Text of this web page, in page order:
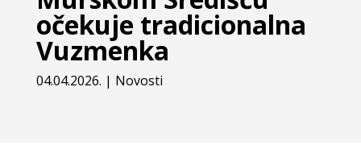
očekuje tradicionalna
Vuzmenka
04.04.2026. | Novosti